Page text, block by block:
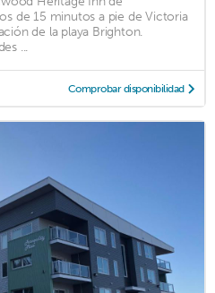
de 15 minutos a pie de Victoria
de la playa Brighton.
...
Comprobar disponibilidad